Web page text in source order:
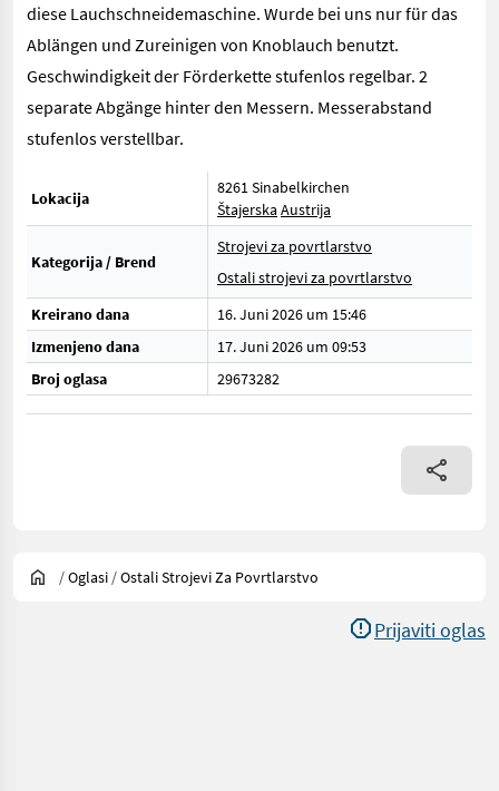
diese Lauchschneidemaschine. Wurde bei uns nur für das
Ablängen und Zureinigen von Knoblauch benutzt.
Geschwindigkeit der Förderkette stufenlos regelbar. 2
separate Abgänge hinter den Messern. Messerabstand
stufenlos verstellbar.
Lokacija
8261 Sinabelkirchen
Štajerska Austrija
Kategorija / Brend
Strojevi za povrtlarstvo
Ostali strojevi za povrtlarstvo
Kreirano dana
16. Juni 2026 um 15:46
Izmenjeno dana
17. Juni 2026 um 09:53
Broj oglasa
29673282
/Oglasi /Ostali Strojevi Za Povrtlarstvo
Prijaviti oglas